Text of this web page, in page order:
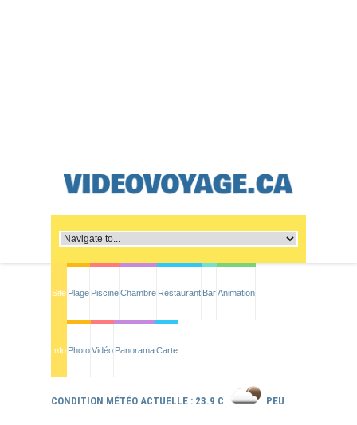
Site Plage PiscineChambre Restaurant BarAnimation
Info PhotoVidéo PanoramaCarte
CONDITION MÉTÉO ACTUELLE : 23.9 C PEU